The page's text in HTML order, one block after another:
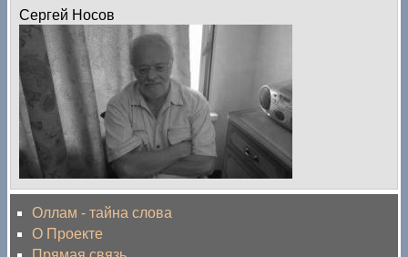
Сергей Носов
Оллам - тайна слова
О Проекте